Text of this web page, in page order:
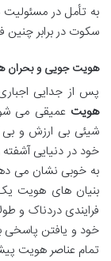
به تأمل در
سکوت در برابر
هویت جویی و بحران
پس از جدایی
هویت عمیقی می
شیئی بی ارزش و بی
خود در دنیایی
به خوبی نشان می
بنیان های هویت یک
فرایندی دردناک و
خود و یافتن پاسخی
تمام عناصر هویت